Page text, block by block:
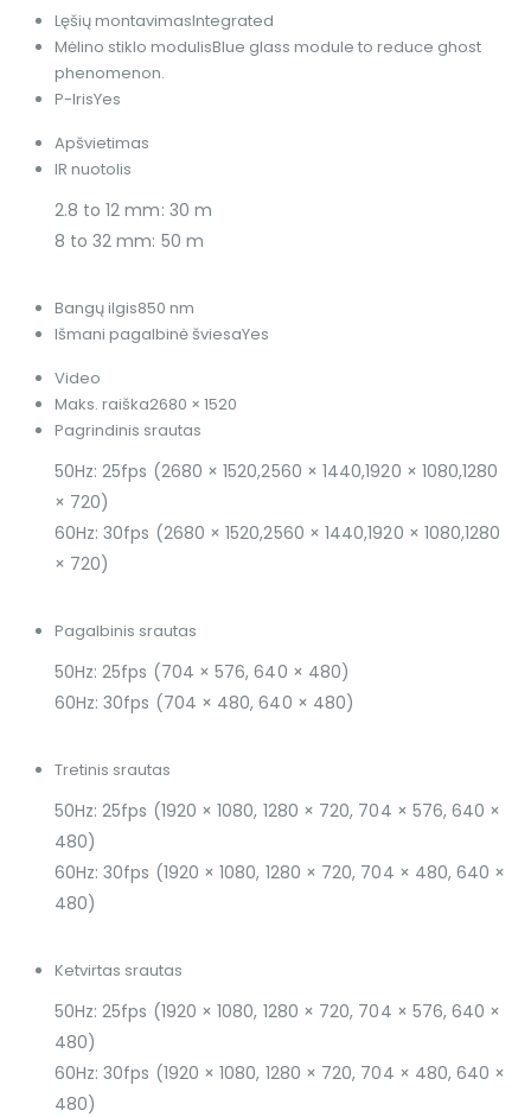
Lęšių montavimasIntegrated
Mėlino stiklo modulisBlue glass module to reduce ghost
phenomenon.
P-IrisYes
Apšvietimas
IR nuotolis
2.8 to 12 mm: 30 m
8 to 32 mm: 50 m
Bangų ilgis850 nm
Išmani pagalbinė šviesaYes
Video
Maks. raiška2680 × 1520
Pagrindinis srautas
50Hz: 25fps (2680 × 1520,2560 × 1440,1920 × 1080,1280
× 720)
60Hz: 30fps (2680 × 1520,2560 × 1440,1920 × 1080,1280
× 720)
Pagalbinis srautas
50Hz: 25fps (704 × 576, 640 × 480)
60Hz: 30fps (704 × 480, 640 × 480)
Tretinis srautas
50Hz: 25fps (1920 × 1080, 1280 × 720, 704 × 576, 640 ×
480)
60Hz: 30fps (1920 × 1080, 1280 × 720, 704 × 480, 640 ×
480)
Ketvirtas srautas
50Hz: 25fps (1920 × 1080, 1280 × 720, 704 × 576, 640 ×
480)
60Hz: 30fps (1920 × 1080, 1280 × 720, 704 × 480, 640 ×
480)